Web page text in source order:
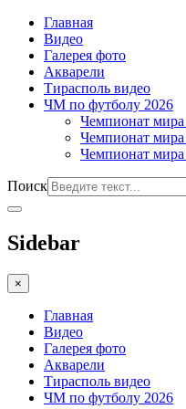
Главная
Видео
Галерея фото
Акварели
Тирасполь видео
ЧМ по футболу 2026
Чемпионат мира
Чемпионат
Чемпионат
Поиск
Sidebar
×
Главная
Видео
Галерея фото
Акварели
Тирасполь видео
ЧМ по футболу 2026